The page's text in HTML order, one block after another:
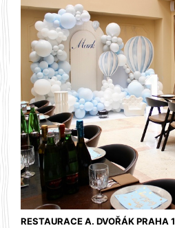
RESTAURACE A. DVOŘÁK PRAHA 1